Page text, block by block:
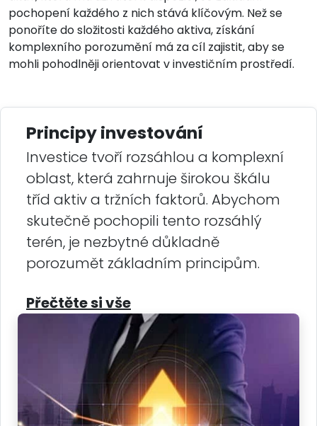
pochopení každého z nich stává klíčovým. Než se
ponoříte do složitosti každého aktiva, získání
komplexního porozumění má za cíl zajistit, aby se
mohli pohodlněji orientovat v investičním prostředí.
Principy investování
Investice tvoří rozsáhlou a komplexní
oblast, která zahrnuje širokou škálu
tříd aktiv a tržních faktorů. Abychom
skutečně pochopili tento rozsáhlý
terén, je nezbytné důkladně
porozumět základním principům.
Přečtěte si vše